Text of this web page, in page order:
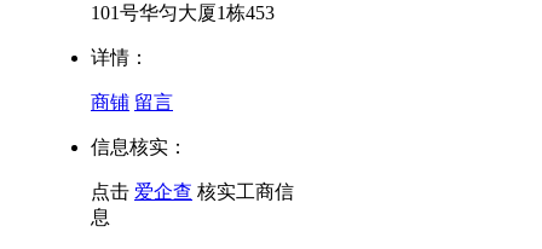
101号华匀大厦1栋453
详情：
商铺 留言
信息核实：
点击 爱企查 核实工商信
息